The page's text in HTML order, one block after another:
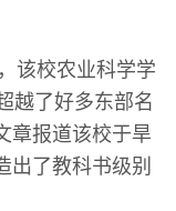
该校农业科学学
越了好多东部名
章报道该校于旱
出了教科书级别